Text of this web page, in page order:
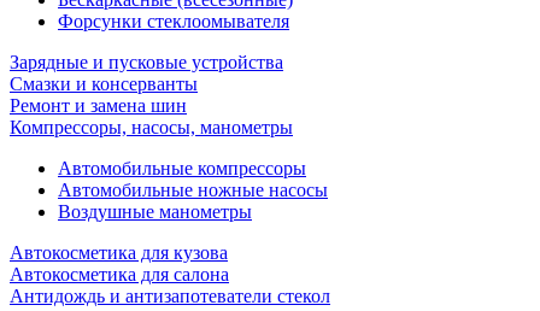
Форсунки стеклоомывателя
Зарядные и пусковые устройства
Смазки и консерванты
Ремонт и замена шин
Компрессоры, насосы, манометры
Автомобильные компрессоры
Автомобильные ножные насосы
Воздушные манометры
Автокосметика для кузова
Автокосметика для салона
Антидождь и антизапотеватели стекол